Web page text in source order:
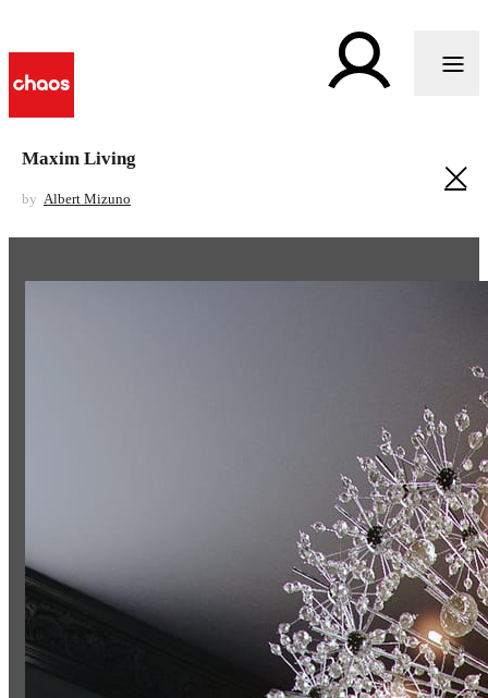
Maxim Living
by Albert Mizuno